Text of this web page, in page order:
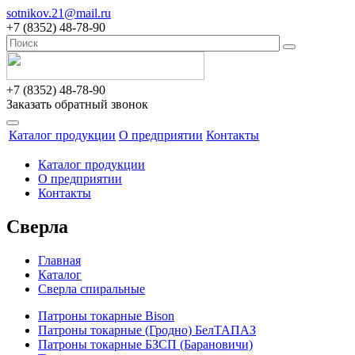
sotnikov.21@mail.ru
+7 (8352) 48-78-90
+7 (8352) 48-78-90
Заказать обратный звонок
Каталог продукции О предприятии Контакты
Каталог продукции
О предприятии
Контакты
Сверла
Главная
Каталог
Сверла спиральные
Патроны токарные Bison
Патроны токарные (Гродно) БелТАПАЗ
Патроны токарные БЗСП (Барановичи)